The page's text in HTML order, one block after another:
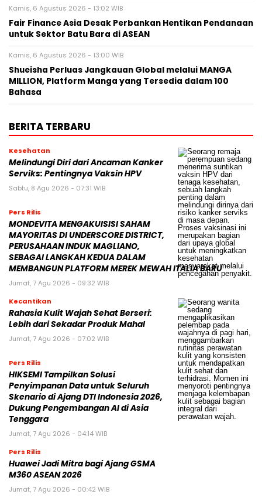
Kamis, 6 Agustus 2026 - 13:02 WIB
Fair Finance Asia Desak Perbankan Hentikan Pendanaan
untuk Sektor Batu Bara di ASEAN
Kamis, 6 Agustus 2026 - 13:00 WIB
Shueisha Perluas Jangkauan Global melalui MANGA
MILLION, Platform Manga yang Tersedia dalam 100
Bahasa
BERITA TERBARU
Kesehatan
Melindungi Diri dari Ancaman Kanker
Serviks: Pentingnya Vaksin HPV
Sabtu, 8 Agu 2026 - 07:31 WIB
Pers Rilis
MONDEVITA MENGAKUISISI SAHAM
MAYORITAS DI UNDERSCORE DISTRICT,
PERUSAHAAN INDUK MAGLIANO,
SEBAGAI LANGKAH KEDUA DALAM
MEMBANGUN PLATFORM MEREK MEWAH ITALIA BARU
Jumat, 7 Agu 2026 - 09:32 WIB
Kecantikan
Rahasia Kulit Wajah Sehat Berseri:
Lebih dari Sekadar Produk Mahal
Jumat, 7 Agu 2026 - 07:02 WIB
Pers Rilis
HIKSEMI Tampilkan Solusi
Penyimpanan Data untuk Seluruh
Skenario di Ajang DTI Indonesia 2026,
Dukung Pengembangan AI di Asia
Tenggara
Jumat, 7 Agu 2026 - 04:14 WIB
Pers Rilis
Huawei Jadi Mitra bagi Ajang GSMA
M360 ASEAN 2026
Jumat, 7 Agu 2026 - 00:42 WIB